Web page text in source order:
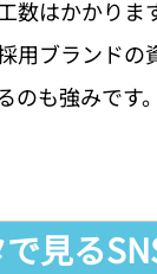
数はかかりま
用ブランドの
のも強みです。
見る